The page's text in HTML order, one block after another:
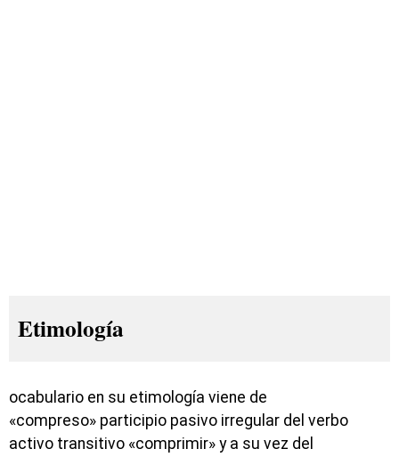
Etimología
ocabulario en su etimología viene de
«compreso» participio pasivo irregular del verbo
activo transitivo «comprimir» y a su vez del